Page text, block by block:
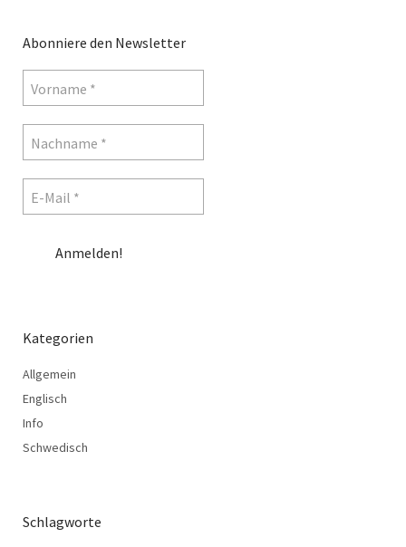
Abonniere den Newsletter
Kategorien
Allgemein
Englisch
Info
Schwedisch
Schlagworte